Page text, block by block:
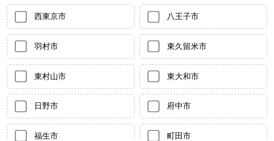
西東京市 八王子市
羽村市 東久留米市
東村山市 東大和市
日野市 府中市
福生市 町田市